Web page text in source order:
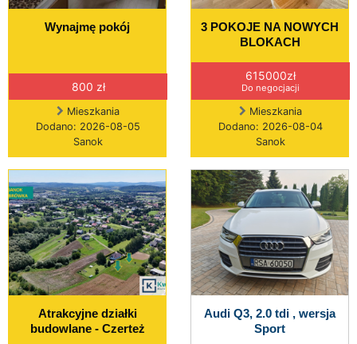
Wynajmę pokój
800 zł
Mieszkania
Dodano: 2026-08-05
Sanok
3 POKOJE NA NOWYCH
BLOKACH
615000zł
Do negocjacji
Mieszkania
Dodano: 2026-08-04
Sanok
Atrakcyjne działki
budowlane - Czerteż
Audi Q3, 2.0 tdi , wersja
Sport